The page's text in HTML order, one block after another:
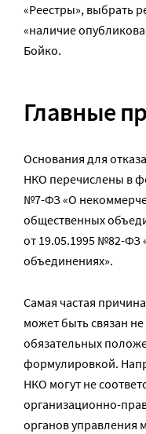
«Реестры», выбрать
«наличие
Бойко.
Главные
Основания для
НКО перечислены в
№7-ФЗ «О
общественных
от 19.05.1995 №82-
объединениях».
Самая частая
может быть связан не
обязательных
формулировкой.
НКО могут не
организационно-
органов управления